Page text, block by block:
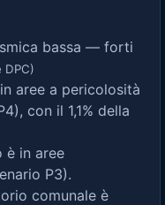
bassa — forti
DPC)
aree a pericolosità
con il 1,1% della
è in aree
P3).
comunale è